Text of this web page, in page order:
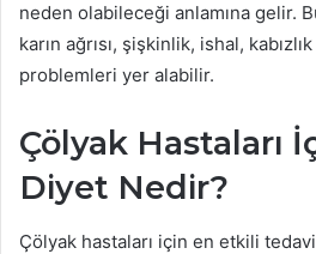
neden olabileceği anlamına gelir.
karın ağrısı, şişkinlik, ishal,
problemleri yer alabilir.
Çölyak Hastaları
Diyet Nedir?
Çölyak hastaları için en etkili